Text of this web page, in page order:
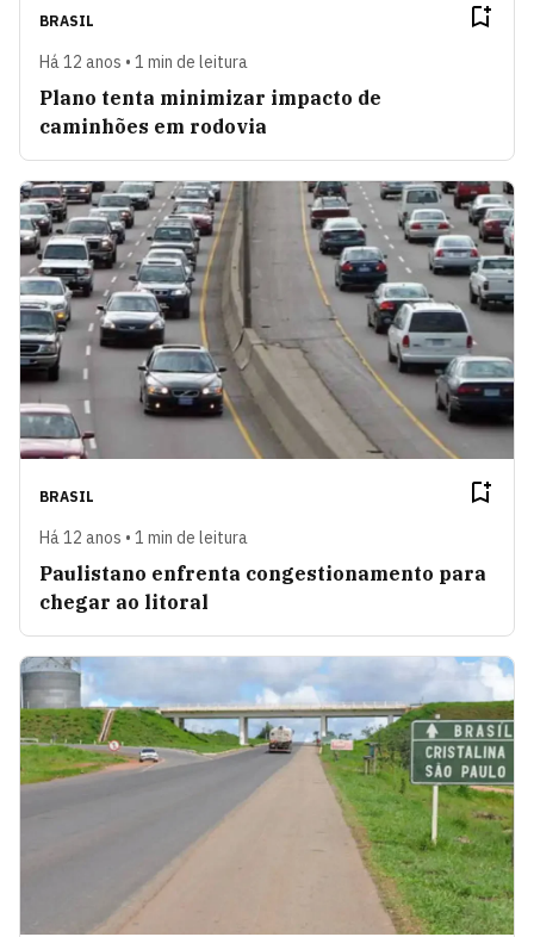
BRASIL
Há 12 anos • 1 min de leitura
Plano tenta minimizar impacto de
caminhões em rodovia
BRASIL
Há 12 anos • 1 min de leitura
Paulistano enfrenta congestionamento para
chegar ao litoral